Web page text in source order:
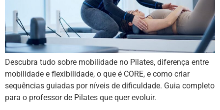
Descubra tudo sobre mobilidade no Pilates, diferença entre
mobilidade e flexibilidade, o que é CORE, e como criar
sequências guiadas por níveis de dificuldade. Guia completo
para o professor de Pilates que quer evoluir.